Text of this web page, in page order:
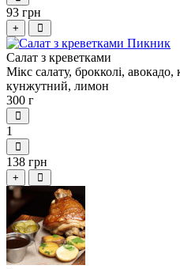
93 грн
+
Салат з креветками
Мікс салату, брокколі, авокадо,
кунжутний, лимон
300 г
1
138 грн
+